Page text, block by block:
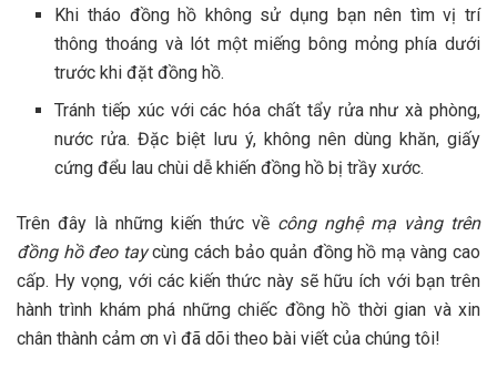
Khi tháo đồng hồ không sử dụng bạn nên tìm vị trí
thông thoáng và lót một miếng bông mỏng phía dưới
trước khi đặt đồng hồ.
Tránh tiếp xúc với các hóa chất tẩy rửa như xà phòng,
nước rửa. Đặc biệt lưu ý, không nên dùng khăn, giấy
cứng đểu lau chùi dễ khiến đồng hồ bị trầy xước.
Trên đây là những kiến thức về công nghệ mạ vàng trên
đồng hồ đeo taycùng cách bảo quản đồng hồ mạ vàng cao
cấp. Hy vọng, với các kiến thức này sẽ hữu ích với bạn trên
hành trình khám phá những chiếc đồng hồ thời gian và xin
chân thành cảm ơn vì đã dõi theo bài viết của chúng tôi!